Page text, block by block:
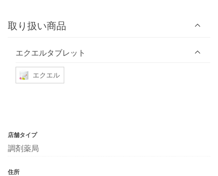
取り扱い商品
エクエルタブレット
エクエル
店舗タイプ
調剤薬局
住所